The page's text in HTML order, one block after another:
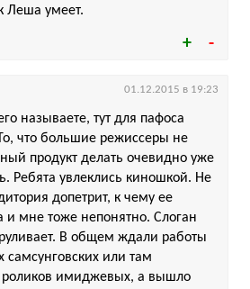
Леша умеет.
называете, тут для пафоса
То, что большие режиссеры не
продукт делать очевидно уже
Ребята увлеклись киношкой. Не
допетрит, к чему ее
и мне тоже непонятно. Слоган
В общем ждали работы
самсунговских или там
роликов имиджевых, а вышло
01.12.2015 в 19:23